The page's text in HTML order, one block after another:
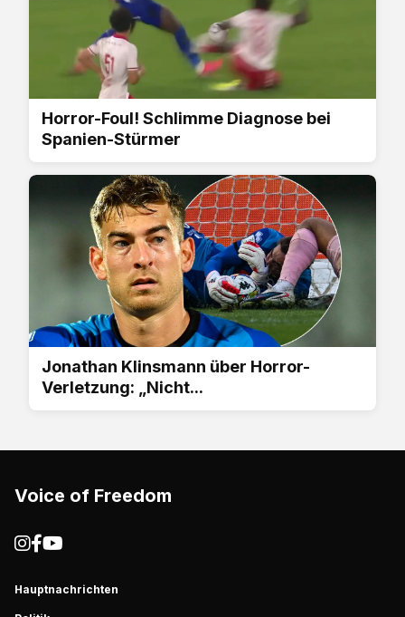
Horror-Foul! Schlimme Diagnose bei
Spanien-Stürmer
Jonathan Klinsmann über Horror-
Verletzung: „Nicht...
Voice of Freedom
Hauptnachrichten